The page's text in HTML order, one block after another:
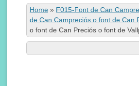
Home » F015-Font de Can
de Can Campreciós o font de Can
o font de Can Preciós o font de